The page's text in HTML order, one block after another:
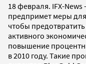
18 февраля. IFX-News
предпримет меры
чтобы
активного
повышение
в 2010 году. Такие